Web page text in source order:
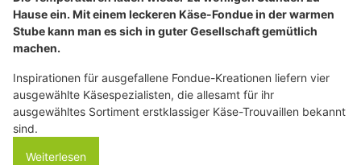
Hause ein. Mit einem leckeren Käse-Fondue in der warmen
Stube kann man es sich in guter Gesellschaft gemütlich
machen.
Inspirationen für ausgefallene Fondue-Kreationen liefern vier
ausgewählte Käsespezialisten, die allesamt für ihr
ausgewähltes Sortiment erstklassiger Käse-Trouvaillen bekannt
sind.
Weiterlesen